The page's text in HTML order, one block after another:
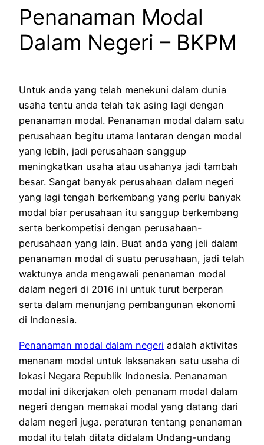
Penanaman Modal
Dalam Negeri – BKPM
Untuk anda yang telah menekuni dalam dunia
usaha tentu anda telah tak asing lagi dengan
penanaman modal. Penanaman modal dalam satu
perusahaan begitu utama lantaran dengan modal
yang lebih, jadi perusahaan sanggup
meningkatkan usaha atau usahanya jadi tambah
besar. Sangat banyak perusahaan dalam negeri
yang lagi tengah berkembang yang perlu banyak
modal biar perusahaan itu sanggup berkembang
serta berkompetisi dengan perusahaan-
perusahaan yang lain. Buat anda yang jeli dalam
penanaman modal di suatu perusahaan, jadi telah
waktunya anda mengawali penanaman modal
dalam negeri di 2016 ini untuk turut berperan
serta dalam menunjang pembangunan ekonomi
di Indonesia.
Penanaman modal dalam negeri adalah aktivitas
menanam modal untuk laksanakan satu usaha di
lokasi Negara Republik Indonesia. Penanaman
modal ini dikerjakan oleh penanam modal dalam
negeri dengan memakai modal yang datang dari
dalam negeri juga. peraturan tentang penanaman
modal itu telah ditata didalam Undang-undang